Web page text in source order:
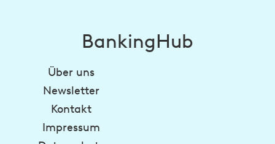
BankingHub
Über uns
Newsletter
Kontakt
Impressum